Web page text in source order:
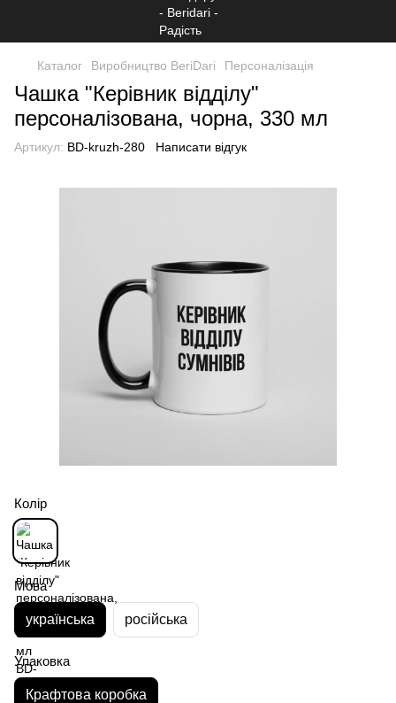
Каталог Виробництво BeriDari Персоналізація
Чашка "Керівник відділу"
персоналізована, чорна, 330 мл
Артикул: BD-kruzh-280 Написати відгук
Колір
Мова
українська російська
Упаковка
Крафтова коробка